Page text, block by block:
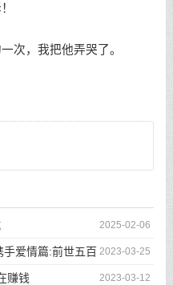
，我把他弄哭了。
2025-02-06
2023-03-25
爱情篇:前世五百
2023-03-12
赚钱